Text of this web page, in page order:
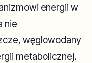
energii w
nie
węglowodany
metabolicznej.